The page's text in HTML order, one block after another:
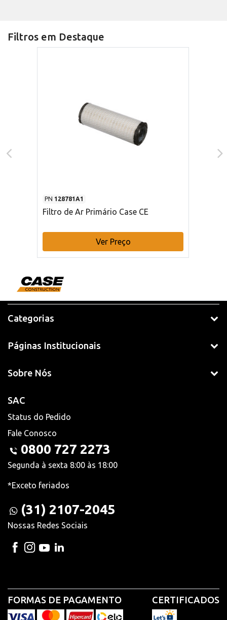
Filtros em Destaque
PN 128781A1
Filtro de Ar Primário Case CE
Ver Preço
Categorias
Páginas Institucionais
Sobre Nós
SAC
Status do Pedido
Fale Conosco
0800 727 2273
Segunda à sexta 8:00 às 18:00
*Exceto feriados
(31) 2107-2045
Nossas Redes Sociais
FORMAS DE PAGAMENTO CERTIFICADOS